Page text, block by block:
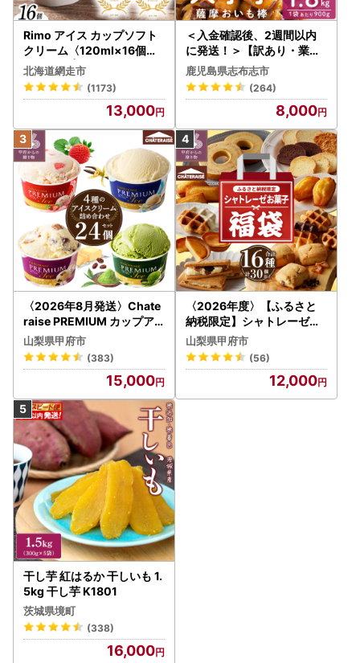
Rimo アイス カップソフト
クリーム〈120ml×16個〉
ABA002 | アイス
北海道網走市
(1173)
13,000
＜入金確認後、2週間以内
に発送！＞【訳あり・業務
用】薩摩おいも棒セット 計
1.8kg(900g×2袋) p8-142
-2w
鹿児島県志布志市
(264)
8,000
〈2026年8月発送〉Chate
raise PREMIUM カップア
イス 詰合せ 4種 24個 アイ
ス
山梨県甲府市
(383)
15,000
〈2026年度〉【ふるさと
納税限定】シャトレーゼ人
気お菓子勢ぞろい!! お菓子
福箱 シャトレーゼ
山梨県甲府市
(56)
12,000
干し芋 紅はるか 干しいも 1.
5kg 干し芋 K1801
茨城県境町
(338)
16,000